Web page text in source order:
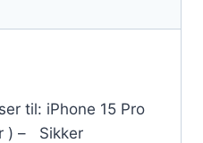
til: iPhone 15 Pro
) – Sikker